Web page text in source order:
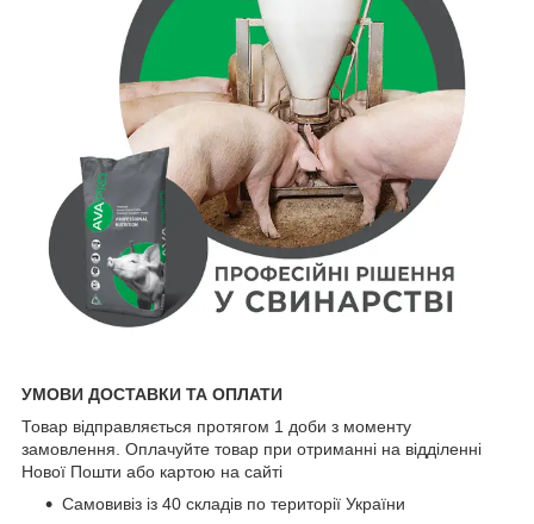
УМОВИ ДОСТАВКИ ТА ОПЛАТИ
Товар відправляється протягом 1 доби з моменту
замовлення. Оплачуйте товар при отриманні на відділенні
Нової Пошти або картою на сайті
Самовивіз із 40 складів по території України